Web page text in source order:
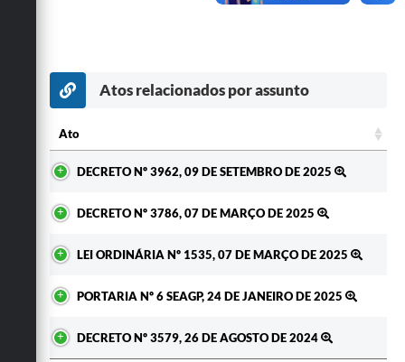
Atos relacionados por assunto
Ato
DECRETO Nº 3962, 09 DE SETEMBRO DE 2025
DECRETO Nº 3786, 07 DE MARÇO DE 2025
LEI ORDINÁRIA Nº 1535, 07 DE MARÇO DE 2025
PORTARIA Nº 6 SEAGP, 24 DE JANEIRO DE 2025
DECRETO Nº 3579, 26 DE AGOSTO DE 2024